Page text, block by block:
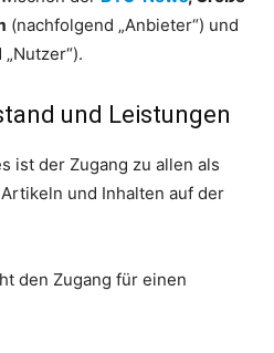
(nachfolgend „Anbieter“) und
und Leistungen
ist der Zugang zu allen als
und Inhalten auf der
den Zugang für einen